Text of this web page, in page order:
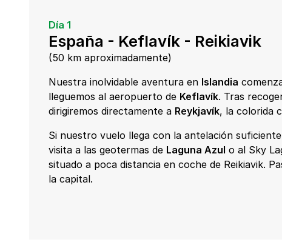
Día 1
España - Keflavík - Reikiavik
(50 km aproximadamente)
Nuestra inolvidable aventura en Islandia
lleguemos al aeropuerto de Keflavík. Tras
dirigiremos directamente a Reykjavík, la colorida
Si nuestro vuelo llega con la antelación
visita a las geotermas de Laguna Azul o al Sky
situado a poca distancia en coche de Reikiavik.
la capital.